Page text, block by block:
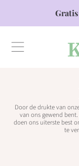
Door de drukte van
van ons gewend
doen ons uiterste best
te